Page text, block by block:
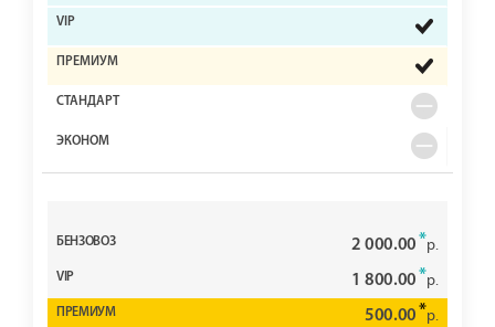
2 000.00*р.
1 800.00*р.
500.00*р.